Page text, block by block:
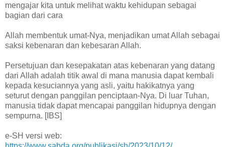
mengajar kita untuk melihat waktu kehidupan sebagai
bagian dari cara
Allah membentuk umat-Nya, menjadikan umat Allah sebagai
saksi kebenaran dan kebesaran Allah.
Persetujuan dan kesepakatan atas kebenaran yang datang
dari Allah adalah titik awal di mana manusia dapat kembali
kepada kesuciannya yang asli, yaitu hakikatnya yang
seturut dengan panggilan penciptaan-Nya. Di luar Tuhan,
manusia tidak dapat mencapai panggilan hidupnya dengan
sempurna. [IBS]
e-SH versi web: